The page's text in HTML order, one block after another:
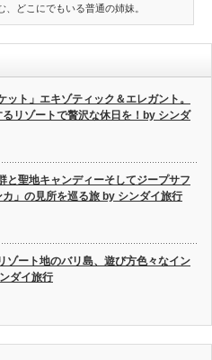
どこにでもいる普通の姉妹。
ット」エキゾティック＆エレガント。
るリゾートで贅沢な休日を！by シンダ
と聖地キャンディーそしてジープサフ
カ」の見所を巡る旅 by シンダイ旅行
ゾート地のバリ島、遊び方色々なイン
ダイ旅行